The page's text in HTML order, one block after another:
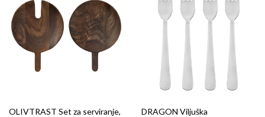
OLIVTRAST Set za serviranje,
DRAGON Viljuška